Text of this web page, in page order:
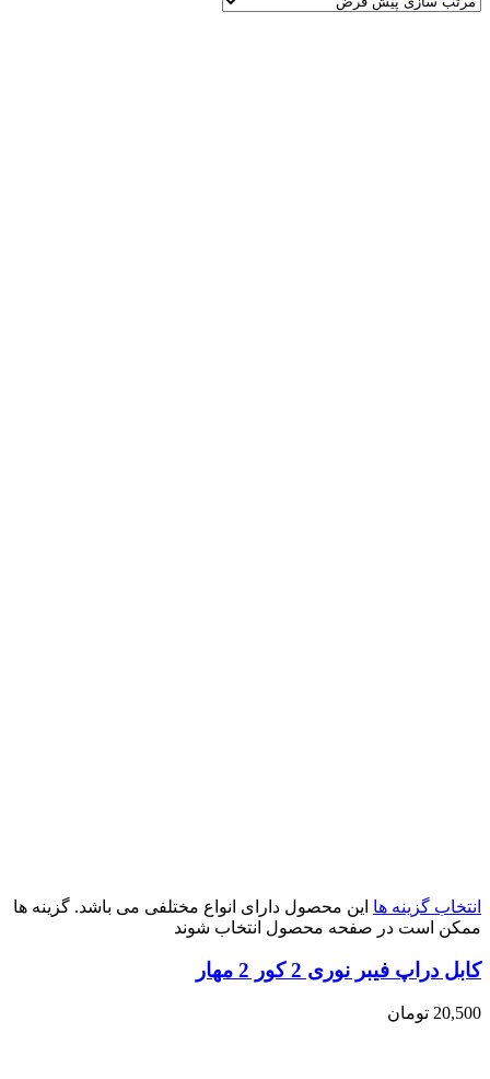
انتخاب گزینه ها این محصول دارای انواع مختلفی می باشد. گزینه ها
ممکن است در صفحه محصول انتخاب شوند
کابل دراپ فیبر نوری 2 کور 2 مهار
20,500 تومان